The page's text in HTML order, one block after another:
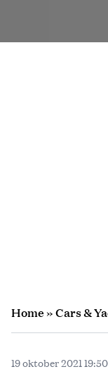
Home»Cars &
19 oktober 2021 19:50